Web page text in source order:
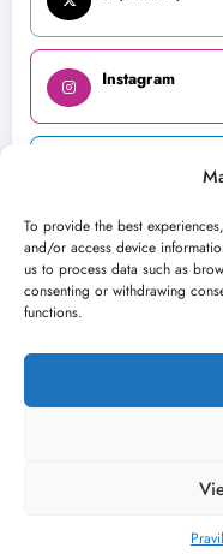
To provide the best
and/or access device
us to process data such as
consenting or withdrawing
functions.
Instagram
O nama